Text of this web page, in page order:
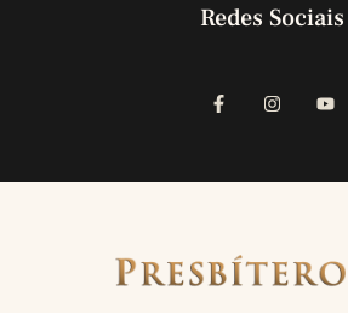
Redes Sociais